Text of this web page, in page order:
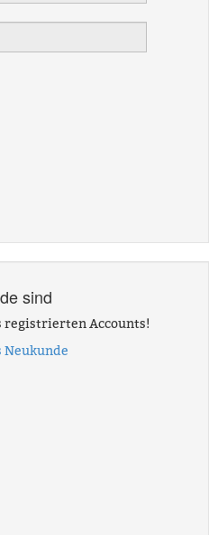
sind
registrierten Accounts!
Neukunde